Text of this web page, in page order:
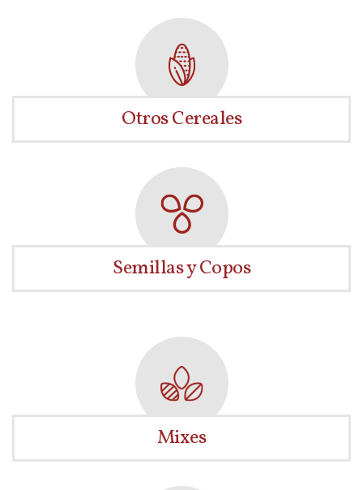
Otros Cereales
Semillas y Copos
Mixes